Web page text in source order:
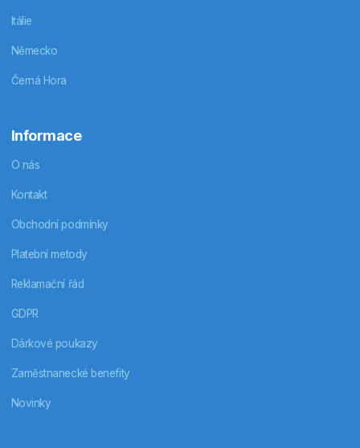
Itálie
Německo
Černá Hora
Informace
O nás
Kontakt
Obchodní podmínky
Platební metody
Reklamační řád
GDPR
Dárkové poukazy
Zaměstnanecké benefity
Novinky